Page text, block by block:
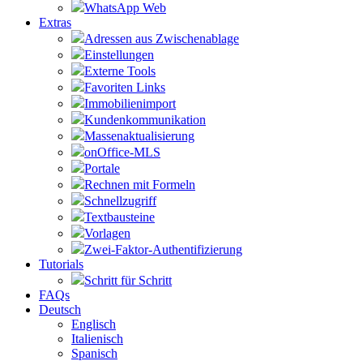
WhatsApp Web
Extras
Adressen aus Zwischenablage
Einstellungen
Externe Tools
Favoriten Links
Immobilienimport
Kundenkommunikation
Massenaktualisierung
onOffice-MLS
Portale
Rechnen mit Formeln
Schnellzugriff
Textbausteine
Vorlagen
Zwei-Faktor-Authentifizierung
Tutorials
Schritt für Schritt
FAQs
Deutsch
Englisch
Italienisch
Spanisch